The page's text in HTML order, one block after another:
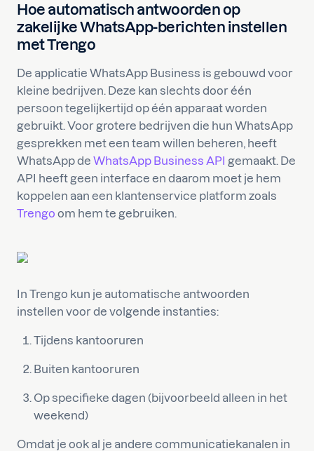
Hoe automatisch antwoorden op
zakelijke WhatsApp-berichten instellen
met Trengo
De applicatie WhatsApp Business is gebouwd voor
kleine bedrijven. Deze kan slechts door één
persoon tegelijkertijd op één apparaat worden
gebruikt. Voor grotere bedrijven die hun WhatsApp
gesprekken met een team willen beheren, heeft
WhatsApp de WhatsApp Business API gemaakt. De
API heeft geen interface en daarom moet je hem
koppelen aan een klantenservice platform zoals
Trengo om hem te gebruiken.
In Trengo kun je automatische antwoorden
instellen voor de volgende instanties:
Tijdens kantooruren
Buiten kantooruren
Op specifieke dagen (bijvoorbeeld alleen in het
weekend)
Omdat je ook al je andere communicatiekanalen in